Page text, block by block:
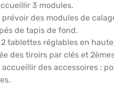
3 modules.
des modules de
de tapis de fond.
tablettes réglables en
des tiroirs par clés et
accueillir des accessoires :